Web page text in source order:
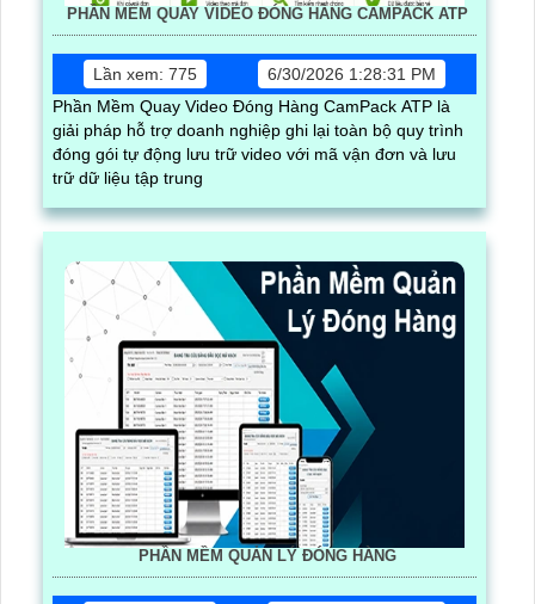
PHẦN MỀM QUAY VIDEO ĐÓNG HÀNG CAMPACK ATP
Lần xem: 775
6/30/2026 1:28:31 PM
Phần Mềm Quay Video Đóng Hàng CamPack ATP là
giải pháp hỗ trợ doanh nghiệp ghi lại toàn bộ quy trình
đóng gói tự động lưu trữ video với mã vận đơn và lưu
trữ dữ liệu tập trung
PHẦN MỀM QUẢN LÝ ĐÓNG HÀNG